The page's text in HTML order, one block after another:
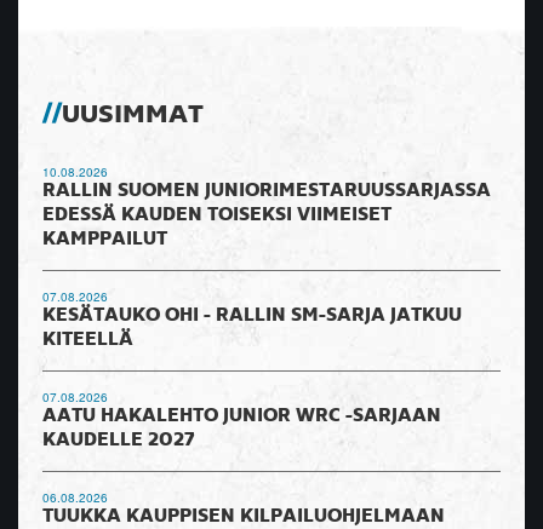
UUSIMMAT
10.08.2026
RALLIN SUOMEN JUNIORIMESTARUUSSARJASSA
EDESSÄ KAUDEN TOISEKSI VIIMEISET
KAMPPAILUT
07.08.2026
KESÄTAUKO OHI - RALLIN SM-SARJA JATKUU
KITEELLÄ
07.08.2026
AATU HAKALEHTO JUNIOR WRC -SARJAAN
KAUDELLE 2027
06.08.2026
TUUKKA KAUPPISEN KILPAILUOHJELMAAN